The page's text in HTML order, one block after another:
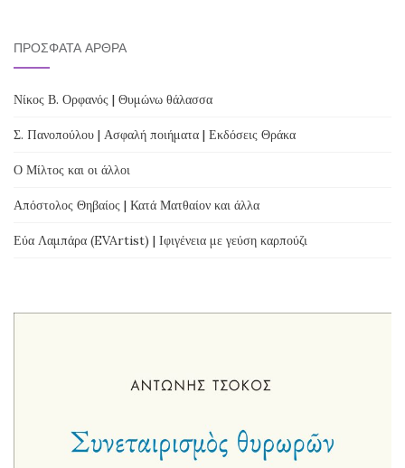
ΠΡΌΣΦΑΤΑ ΆΡΘΡΑ
Νίκος Β. Ορφανός | Θυμώνω θάλασσα
Σ. Πανοπούλου | Ασφαλή ποιήματα | Εκδόσεις Θράκα
Ο Μίλτος και οι άλλοι
Απόστολος Θηβαίος | Κατά Ματθαίον και άλλα
Εύα Λαμπάρα (EVArtist) | Ιφιγένεια με γεύση καρπούζι